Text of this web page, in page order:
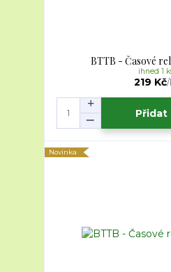
BTTB - Časové
219 Kč/
ihned 1
Přidat
Novinka